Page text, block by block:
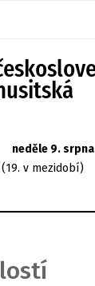
neděle 9. srpna
v mezidobí)